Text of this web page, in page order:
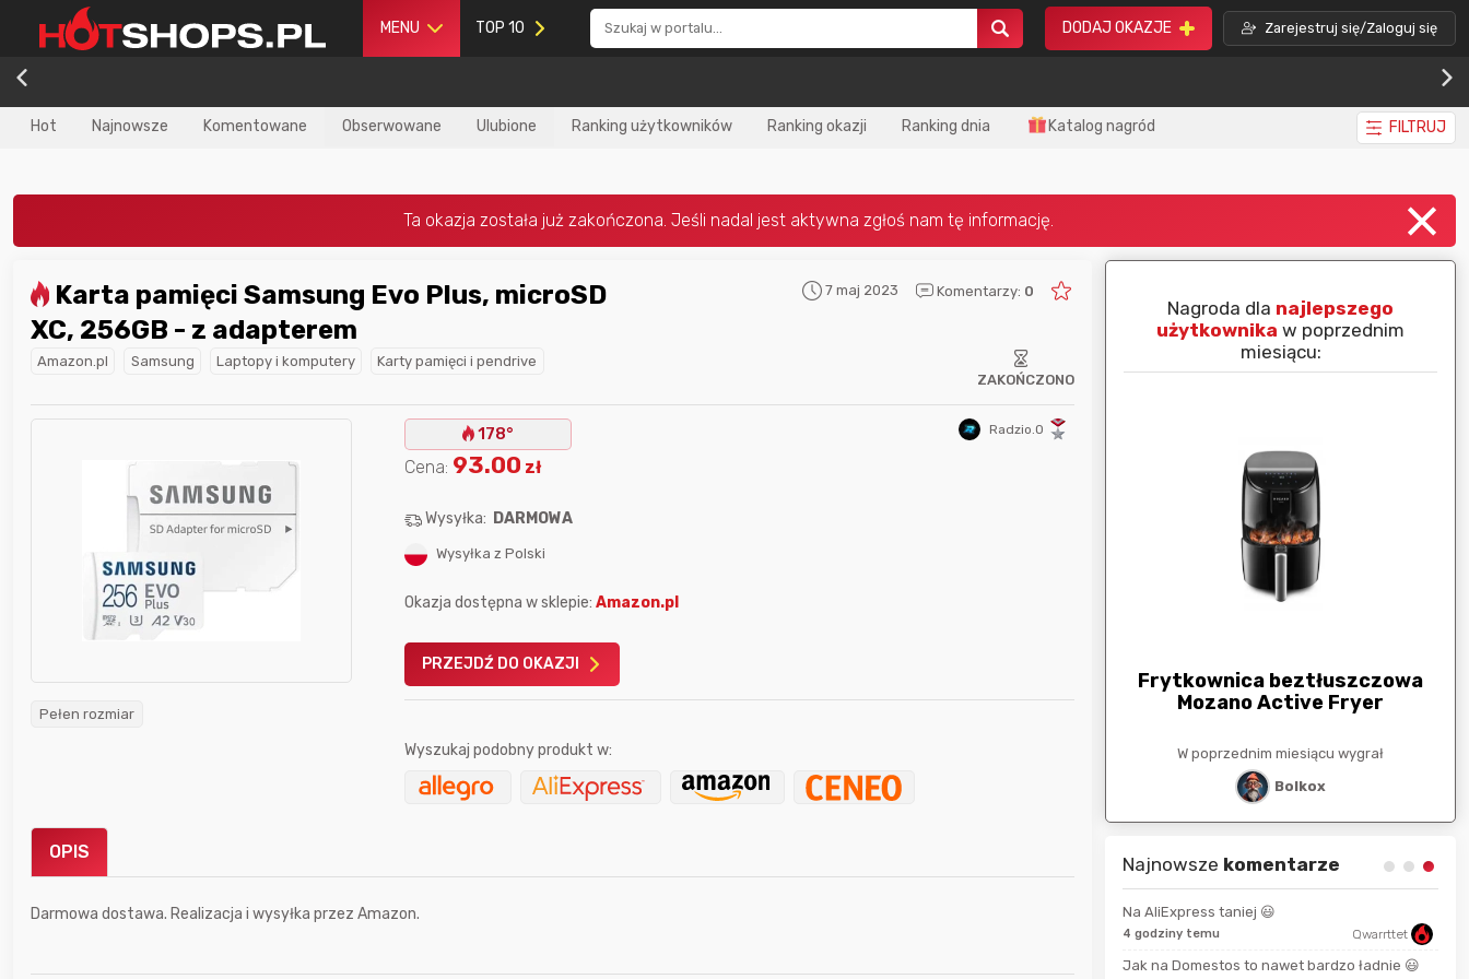
MENU TOP 10 DODAJ OKAZJE Zarejestruj się/Zaloguj się
Hot Najnowsze Komentowane Obserwowane Ulubione Ranking użytkowników Ranking okazji Ranking dnia Katalog nagród FILTRUJ
XC, 256GB - z adapterem
7 maj 2023 Komentarzy: 0
Amazon.pl Samsung Laptopy i komputery
Karty pamięci i pendrive
ZAKOŃCZONO
Pełen rozmiar
178° Radzio.O
Cena: 93.00 zł
Wysyłka: DARMOWA
Wysyłka z Polski
Okazja dostępna w sklepie:Amazon.pl
PRZEJDŹ DO OKAZJI
Wyszukaj podobny produkt w:
OPIS
Darmowa dostawa. Realizacja i wysyłka przez Amazon.
najlepszego
w poprzednim
beztłuszczowa
Fryer
Nagroda dlanajlepszego
użytkownikaw tym miesiącu:
Gofrownica GÖTZE & JENSEN
DW900 1600W
Nagroda za
Karta podarunkowa
Allegro 150zł
Nagroda dla najlepszego
użytkownika w poprzednim
miesiącu:
Frytkownica beztłuszczowa
Mozano Active Fryer
W poprzednim miesiącu wygrał
Bolkox
Najnowsze komentarze
Na AliExpress taniej 😃
4 godziny temu Qwarrttet
Jak na Domestos to nawet bardzo ładnie 😃